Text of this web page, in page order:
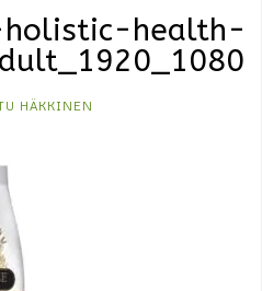
health-
HÄKKINEN